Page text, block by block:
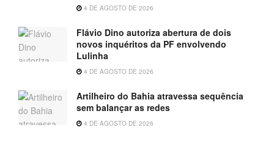
4 DE AGOSTO DE 2026
Flávio Dino autoriza abertura de dois
novos inquéritos da PF envolvendo
Lulinha
4 DE AGOSTO DE 2026
Artilheiro do Bahia atravessa sequência
sem balançar as redes
4 DE AGOSTO DE 2026